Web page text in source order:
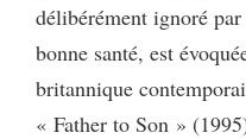
délibérément ignoré
bonne santé, est
britannique
« Father to Son »